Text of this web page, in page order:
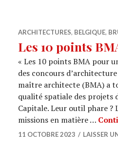
ARCHITECTURES, BELGIQUE,
Les 10 points
« Les 10 points BMA pour
des concours
maître architecte (BMA) a
qualité spatiale des projets
Capitale. Leur outil phare
missions en matière …
11 OCTOBRE 2023 LAISSER